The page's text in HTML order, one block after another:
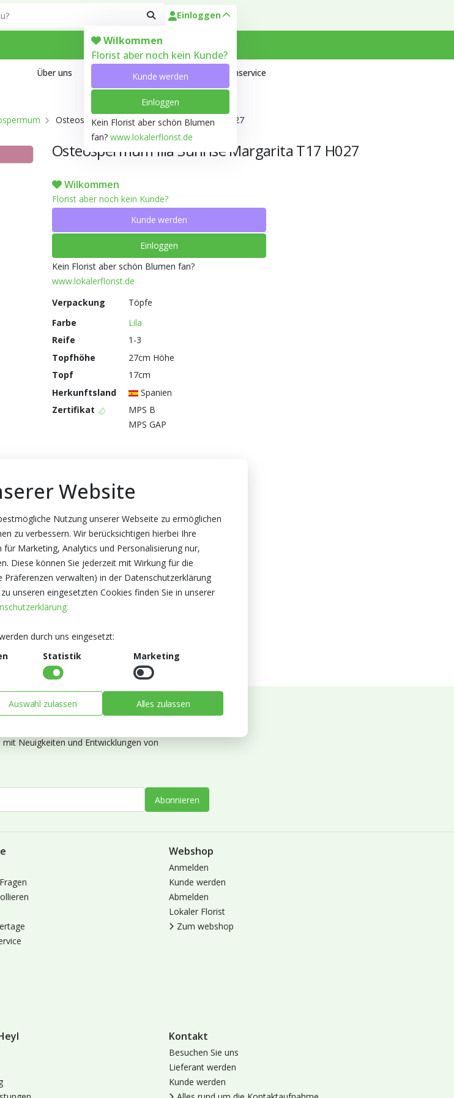
Einloggen
Wilkommen
Florist aber noch kein Kunde?
Kunde werden
Einloggen
Kein Florist aber schön Blumen
fan? www.lokalerflorist.de
Über uns Arbeiten bei Heyl Kundenservice
Osteospermum lila Sunrise Margarita T17 H027
Osteospermum lila Sunrise Margarita T17 H027
Wilkommen
Florist aber noch kein Kunde?
Kunde werden
Einloggen
Kein Florist aber schön Blumen fan?
www.lokalerflorist.de
Verpackung
Töpfe
Farbe
Lila
Reife
1-3
Topfhöhe
27cm Höhe
Topf
17cm
Herkunftsland
Spanien
Zertifikat
MPS B
MPS GAP
Neuigkeiten und Entwicklungen von
Abonnieren
Webshop
Anmelden
Kunde werden
Abmelden
Lokaler Florist
Zum webshop
Kontakt
Besuchen Sie uns
Lieferant werden
Kunde werden
Website
Nutzung unserer Webseite zu ermöglichen
zu verbessern. Wir berücksichtigen hierbei Ihre
Marketing, Analytics und Personalisierung nur,
Diese können Sie jederzeit mit Wirkung für die
verwalten) in der Datenschutzerklärung
unseren eingesetzten Cookies finden Sie in unserer
durch uns eingesetzt:
Statistik Marketing
Auswahl zulassen Alles zulassen